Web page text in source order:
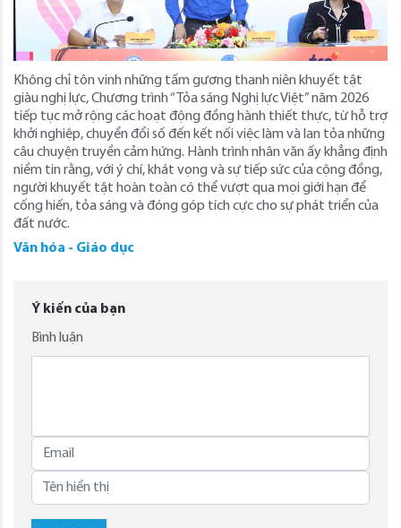
Không chỉ tôn vinh những tấm gương thanh niên khuyết tật
giàu nghị lực, Chương trình “Tỏa sáng Nghị lực Việt” năm 2026
tiếp tục mở rộng các hoạt động đồng hành thiết thực, từ hỗ trợ
khởi nghiệp, chuyển đổi số đến kết nối việc làm và lan tỏa những
câu chuyện truyền cảm hứng. Hành trình nhân văn ấy khẳng định
niềm tin rằng, với ý chí, khát vọng và sự tiếp sức của cộng đồng,
người khuyết tật hoàn toàn có thể vượt qua mọi giới hạn để
cống hiến, tỏa sáng và đóng góp tích cực cho sự phát triển của
đất nước.
Văn hóa - Giáo dục
Ý kiến của bạn
Bình luận